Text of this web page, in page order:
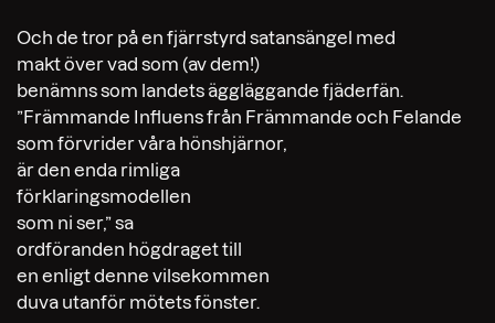
Och de tror på en fjärrstyrd satansängel med
makt över vad som (av dem!)
benämns som landets äggläggande fjäderfän.
”Främmande Influens från Främmande och Felande
som förvrider våra hönshjärnor,
är den enda rimliga
förklaringsmodellen
som ni ser,” sa
ordföranden högdraget till
en enligt denne vilsekommen
duva utanför mötets fönster.